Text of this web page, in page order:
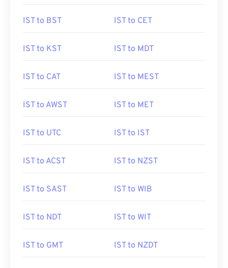
IST to BST IST to CET
IST to KST IST to MDT
IST to CAT IST to MEST
IST to AWST IST to MET
IST to UTC IST to IST
IST to ACST IST to NZST
IST to SAST IST to WIB
IST to NDT IST to WIT
IST to GMT IST to NZDT